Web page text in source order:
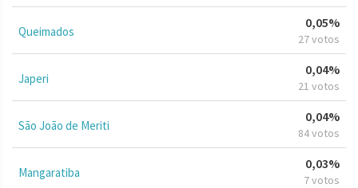
Queimados
0,05%
27 votos
Japeri
0,04%
21 votos
São João de Meriti
0,04%
84 votos
Mangaratiba
0,03%
7 votos